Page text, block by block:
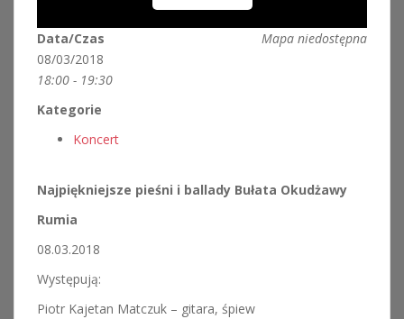
Mapa niedostępna
Data/Czas
08/03/2018
18:00 - 19:30
Kategorie
Koncert
Najpiękniejsze pieśni i ballady Bułata Okudżawy
Rumia
08.03.2018
Występują:
Piotr Kajetan Matczuk – gitara, śpiew